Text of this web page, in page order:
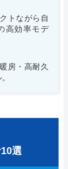
トながら自
高効率モデ
房・高耐久
選